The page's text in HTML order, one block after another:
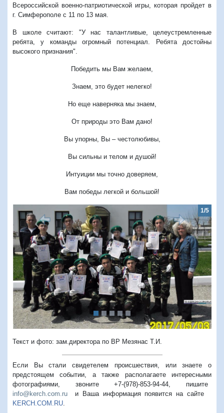
Всероссийской военно-патриотической игры, которая пройдет в
г. Симферополе с 11 по 13 мая.
В школе считают: "У нас талантливые, целеустремленные
ребята, у команды огромный потенциал. Ребята достойны
высокого признания".
Победить мы Вам желаем,
Знаем, это будет нелегко!
Но еще наверняка мы знаем,
От природы это Вам дано!
Вы упорны, Вы – честолюбивы,
Вы сильны и телом и душой!
Интуиции мы точно доверяем,
Вам победы легкой и большой!
1/5
Предыдущий
Текст и фото: зам.директора по ВР Мезянас Т.И.
Если Вы стали свидетелем происшествия, или знаете о
предстоящем событии, а также располагаете интересными
фотографиями, звоните +7-(978)-853-94-44, пишите
info@kerch.com.ru и Ваша информация появится на сайте
KERCH.COM.RU.